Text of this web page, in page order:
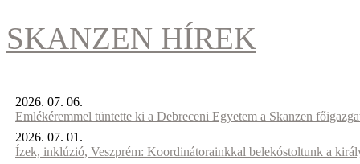
SKANZEN HÍREK
2026. 07. 06.
Emlékéremmel tüntette ki a Debreceni Egyetem a Skanzen
2026. 07. 01.
Ízek, inklúzió, Veszprém: Koordinátorainkkal belekóstoltunk a